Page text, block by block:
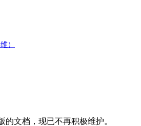
）
的文档，现已不再积极维护。